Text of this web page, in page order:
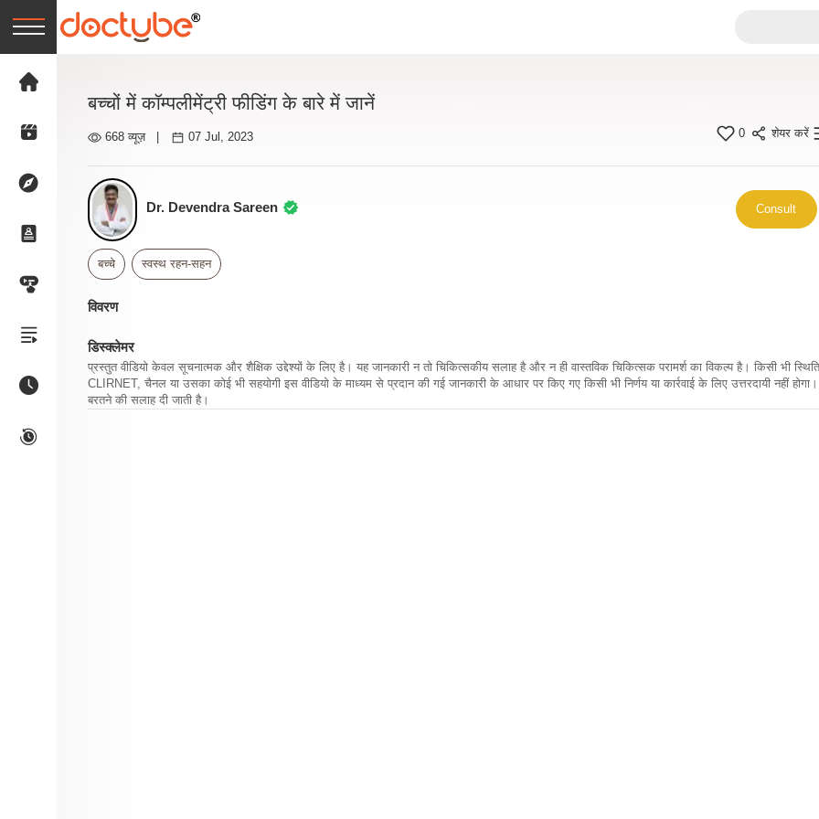
बच्चों में कॉम्पलीमेंट्री फीडिंग के बारे में जानें
668 व्यूज़ 07 Jul, 2023 0 शेयर करें
Dr. Devendra Sareen Consult
बच्चे स्वस्थ रहन-सहन
विवरण
डिस्क्लेमर
प्रस्तुत वीडियो केवल सूचनात्मक और शैक्षिक उद्देश्यों के लिए है। यह जानकारी न तो चिकित्सकीय सलाह है और न ही वास्तविक चिकित्सक परामर्श का विकल्प है। किसी भी
CLIRNET, चैनल या उसका कोई भी सहयोगी इस वीडियो के माध्यम से प्रदान की गई जानकारी के आधार पर किए गए किसी भी निर्णय या कार्रवाई के लिए उत्तरदायी नहीं होगा।
बरतने की सलाह दी जाती है।